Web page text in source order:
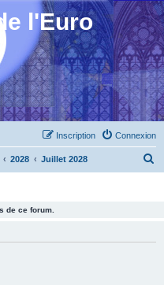
l'Euro
Connexion
Inscription
2028 Juillet 2028
de ce forum.